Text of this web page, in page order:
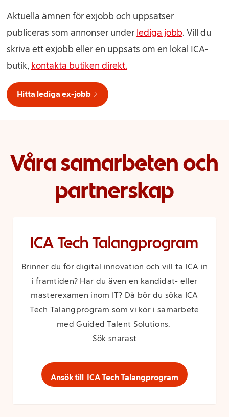
Aktuella ämnen för exjobb och uppsatser
publiceras som annonser under lediga jobb. Vill du
skriva ett exjobb eller en uppsats om en lokal ICA-
butik, kontakta butiken direkt.
Hitta lediga ex-jobb
Våra samarbeten och
partnerskap
ICA Tech Talangprogram
Brinner du för digital innovation och vill ta ICA in
i framtiden? Har du även en kandidat- eller
masterexamen inom IT? Då bör du söka ICA
Tech Talangprogram som vi kör i samarbete
med Guided Talent Solutions.
Sök snarast
Ansök till ICA Tech Talangprogram